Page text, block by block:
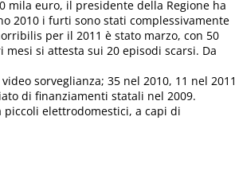
mila euro, il presidente della Regione ha
2010 i furti sono stati complessivamente
per il 2011 è stato marzo, con 50
si attesta sui 20 episodi scarsi. Da
sorveglianza; 35 nel 2010, 11 nel 2011
di finanziamenti statali nel 2009.
elettrodomestici, a capi di